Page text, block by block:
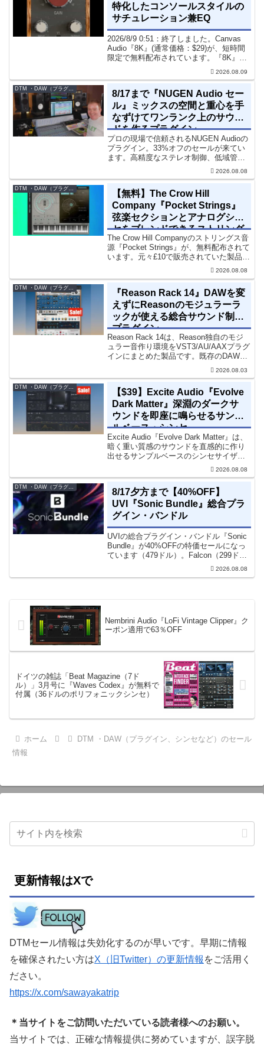
特化したコンソールスタイルの
サチュレーション兼EQ
2026/8/9 0:51：終了しました。Canvas
Audio『8K』(通常価格：$29)が、短時間
限定で無料配布されています。『8K』
は、手軽に高域の存在感とアナログ的な
質感をミックスに加えることができる
2026.08.09
DTM ・DAW（プラグイン、シンセなど）のセール情報
8/17まで『NUGEN Audio セー
ル』ミックスの空間と重心を手
なずけてワンランク上のサウン
ドを作るプラグイン
プロの現場で信頼されるNUGEN Audioの
プラグイン。33%オフのセールが来てい
ます。高精度なステレオ制御、低域管
理、リバーブツールが揃っています。モ
ノラル再生でも崩さずにミックス全体の
ます。現在、全...
2026.08.08
【無料】The Crow Hill
Company『Pocket Strings』
弦楽セクションとアナログシン
セをブレンドできるストリング
ス音源プラグイン
The Crow Hill Companyのストリングス音
源『Pocket Strings』が、無料配布されて
います。元々£10で販売されていた製品で
す。『Pocket Strings』についてPocket
2026.08.08
『Reason Rack 14』DAWを変
えずにReasonのモジュラーラ
ックが使える総合サウンド制作
プラグイン
Reason Rack 14は、Reason独自のモジ
ュラー音作り環境をVST3/AU/AAXプラグ
インにまとめた製品です。既存のDAWを
乗り換えることなく、68種類のシンセや
エフェクト、CV配線をそのままトラック
2026.08.03
DTM ・DAW（プラグイン、シンセなど）のセール情報
【$39】Excite Audio『Evolve
Dark Matter』深淵のダークサ
ウンドを即座に鳴らせるサンプ
ルベース・シンセ
Excite Audio『Evolve Dark Matter』は、
暗く重い質感のサウンドを直感的に作り
出せるサンプルベースのシンセサイザー
です。ダークD&Bやアトモスフェリッ
ク・テクノ、シネマティック作品に適し
2026.08.08
8/17夕方まで【40%OFF】
UVI『Sonic Bundle』総合プラ
グイン・バンドル
UVIの総合プラグイン・バンドル『Sonic
Bundle』が40%OFFの特価セールになっ
ています（479ドル）。Falcon（299ド
ル）も入っています。UVI Sonic Bundle
2026.08.08
Nembrini Audio『LoFi Vintage Clipper』ク
ーポン適用で63％OFF
ドイツの雑誌「Beat Magazine（7ド
ル）」3月号に『Waves Codex』が無料で
付属（36ドルのポリフォニックシンセ）
ホーム
DTM ・DAW（プラグイン、シンセなど）のセール
情報
更新情報はXで
DTMセール情報は失効化するのが早いです。早期に情報
を確保されたい方はX（旧Twitter）の更新情報 をご活用く
ださい。
https://x.com/sawayakatrip
＊当サイトをご訪問いただいている読者様へのお願い。
当サイトでは、正確な情報提供に努めていますが、誤字脱